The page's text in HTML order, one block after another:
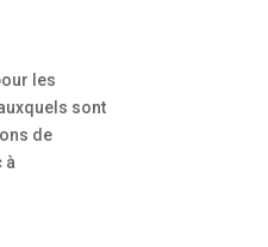
les
sont
de
à